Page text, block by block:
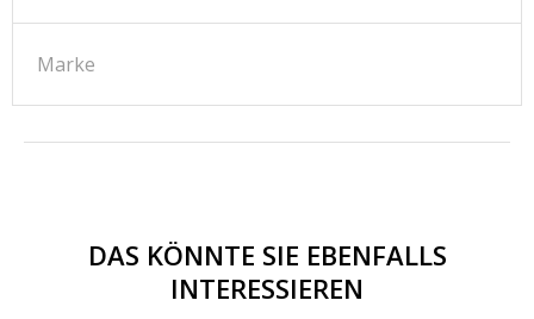
Marke
DAS KÖNNTE SIE EBENFALLS
INTERESSIEREN